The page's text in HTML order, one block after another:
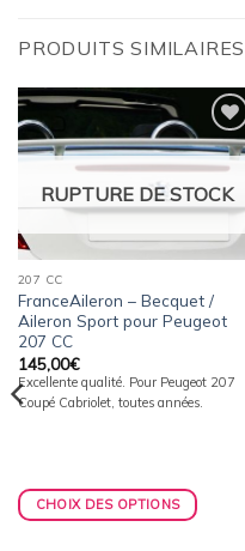
PRODUITS SIMILAIRES
Ajouter
à la
RUPTURE DE STOCK
207 CC
FranceAileron – Becquet /
Aileron Sport pour Peugeot
207 CC
145,00€
Excellente qualité. Pour Peugeot 207
Coupé Cabriolet, toutes années.
CHOIX DES OPTIONS